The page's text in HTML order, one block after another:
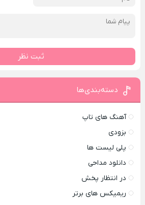
ثبت نظر
دسته‌بندی‌ها
آهنگ های تاپ
بزودی
پلی لیست ها
دانلود مداحی
در انتظار پخش
ریمیکس های برتر